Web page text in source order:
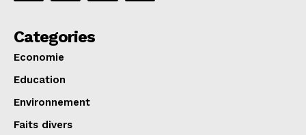
Categories
Economie
Education
Environnement
Faits divers